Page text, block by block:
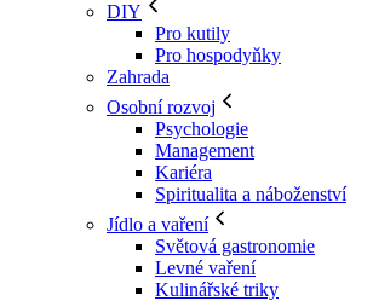
DIY
Pro kutily
Pro hospodyňky
Zahrada
Osobní rozvoj
Psychologie
Management
Kariéra
Spiritualita a náboženství
Jídlo a vaření
Světová gastronomie
Levné vaření
Kulinářské triky